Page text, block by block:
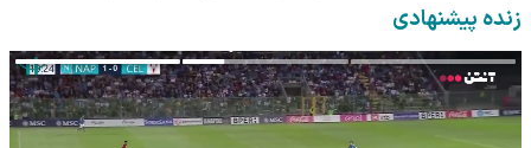
زنده پیشنهادی